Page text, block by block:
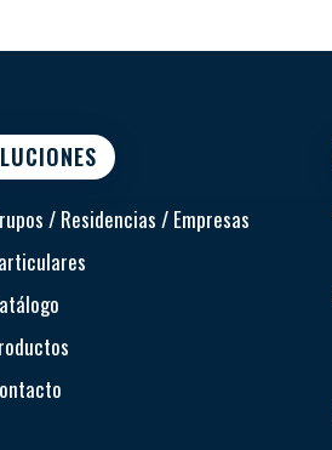
/ Residencias / Empresas